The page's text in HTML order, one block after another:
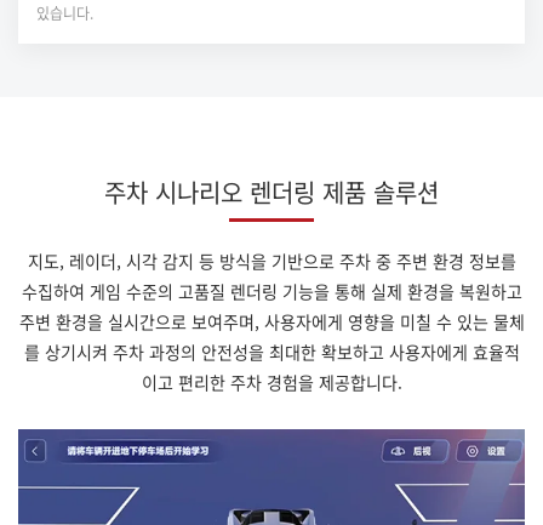
있습니다.
주차 시나리오 렌더링 제품 솔루션
지도, 레이더, 시각 감지 등 방식을 기반으로 주차 중 주변 환경 정보를
수집하여 게임 수준의 고품질 렌더링 기능을 통해 실제 환경을 복원하고
주변 환경을 실시간으로 보여주며, 사용자에게 영향을 미칠 수 있는 물체
를 상기시켜 주차 과정의 안전성을 최대한 확보하고 사용자에게 효율적
이고 편리한 주차 경험을 제공합니다.